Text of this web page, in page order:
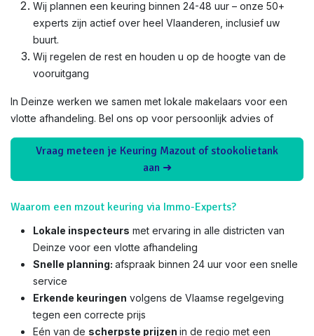
Wij plannen een keuring binnen 24-48 uur – onze 50+
experts zijn actief over heel Vlaanderen, inclusief uw
buurt.
Wij regelen de rest en houden u op de hoogte van de
vooruitgang
In Deinze werken we samen met lokale makelaars voor een
vlotte afhandeling. Bel ons op voor persoonlijk advies of
Vraag meteen je Keuring Mazout of stookolietank
aan ➜
Waarom een mzout keuring via Immo-Experts?
Lokale inspecteurs met ervaring in alle districten van
Deinze voor een vlotte afhandeling
Snelle planning: afspraak binnen 24 uur voor een snelle
service
Erkende keuringen volgens de Vlaamse regelgeving
tegen een correcte prijs
Eén van de scherpste prijzen in de regio met een